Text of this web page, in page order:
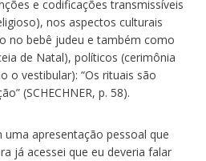
e codificações transmissíveis
nos aspectos culturais
no bebê judeu e também como
de Natal), políticos (cerimônia
o vestibular): “Os rituais são
(SCHECHNER, p. 58).
apresentação pessoal que
já acessei que eu deveria falar